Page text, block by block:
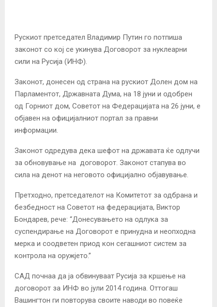
Рускиот претседател Владимир Путин го потпиша
законот со кој се укинува Договорот за нуклеарни
сили на Русија (ИНФ).
Законот, донесен од страна на рускиот Долен дом на
Парламентот, Државната Дума, на 18 јуни и одобрен
од Горниот дом, Советот на Федерацијата на 26 јуни, е
објавен на официјалниот портал за правни
информации.
Законот одредува дека шефот на државата ќе одлучи
за обновување на договорот. Законот стапува во
сила на денот на неговото официјално објавување.
Претходно, претседателот на Комитетот за одбрана и
безбедност на Советот на федерацијата, Виктор
Бондарев, рече: “Донесувањето на одлука за
суспендирање на Договорот е принудна и неопходна
мерка и соодветен приод кон сегашниот систем за
контрола на оружјето.”
САД почнаа да ја обвинуваат Русија за кршење на
договорот за ИНФ во јули 2014 година. Оттогаш
Вашингтон ги повторува своите наводи во повеќе